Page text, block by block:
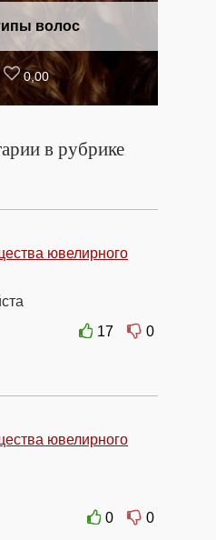
0,00
волос
в рубрике
ювелирного
17
0
ювелирного
0
0